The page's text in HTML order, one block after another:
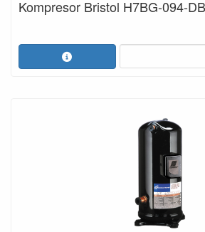
Kompresor Bristol H7BG-094-